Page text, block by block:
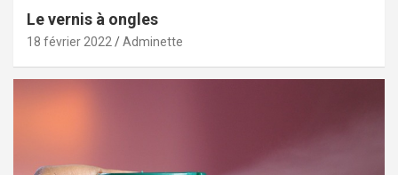
Le vernis à ongles
18 février 2022 Adminette